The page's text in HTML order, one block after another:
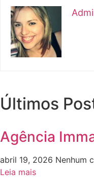
Últimos
Agência
abril 19, 2026 Nenhum
Leia mais